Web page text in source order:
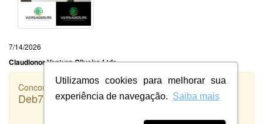
Utilizamos cookies para melhorar sua
experiência de navegação. Saiba mais
7/14/2026
Claudionor Ventura Oliveira Ltda
Concorrência
Deb7 Agropecuária